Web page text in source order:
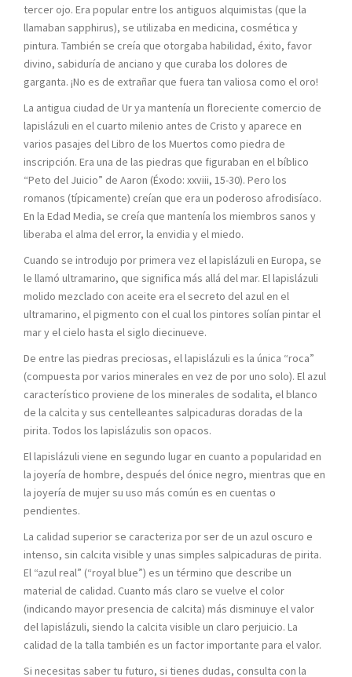
tercer ojo. Era popular entre los antiguos alquimistas (que la
llamaban sapphirus), se utilizaba en medicina, cosmética y
pintura. También se creía que otorgaba habilidad, éxito, favor
divino, sabiduría de anciano y que curaba los dolores de
garganta. ¡No es de extrañar que fuera tan valiosa como el oro!
La antigua ciudad de Ur ya mantenía un floreciente comercio de
lapislázuli en el cuarto milenio antes de Cristo y aparece en
varios pasajes del Libro de los Muertos como piedra de
inscripción. Era una de las piedras que figuraban en el bíblico
“Peto del Juicio” de Aaron (Éxodo: xxviii, 15-30). Pero los
romanos (típicamente) creían que era un poderoso afrodisíaco.
En la Edad Media, se creía que mantenía los miembros sanos y
liberaba el alma del error, la envidia y el miedo.
Cuando se introdujo por primera vez el lapislázuli en Europa, se
le llamó ultramarino, que significa más allá del mar. El lapislázuli
molido mezclado con aceite era el secreto del azul en el
ultramarino, el pigmento con el cual los pintores solían pintar el
mar y el cielo hasta el siglo diecinueve.
De entre las piedras preciosas, el lapislázuli es la única “roca”
(compuesta por varios minerales en vez de por uno solo). El azul
característico proviene de los minerales de sodalita, el blanco
de la calcita y sus centelleantes salpicaduras doradas de la
pirita. Todos los lapislázulis son opacos.
El lapislázuli viene en segundo lugar en cuanto a popularidad en
la joyería de hombre, después del ónice negro, mientras que en
la joyería de mujer su uso más común es en cuentas o
pendientes.
La calidad superior se caracteriza por ser de un azul oscuro e
intenso, sin calcita visible y unas simples salpicaduras de pirita.
El “azul real” (“royal blue”) es un término que describe un
material de calidad. Cuanto más claro se vuelve el color
(indicando mayor presencia de calcita) más disminuye el valor
del lapislázuli, siendo la calcita visible un claro perjuicio. La
calidad de la talla también es un factor importante para el valor.
Si necesitas saber tu futuro, si tienes dudas, consulta con la